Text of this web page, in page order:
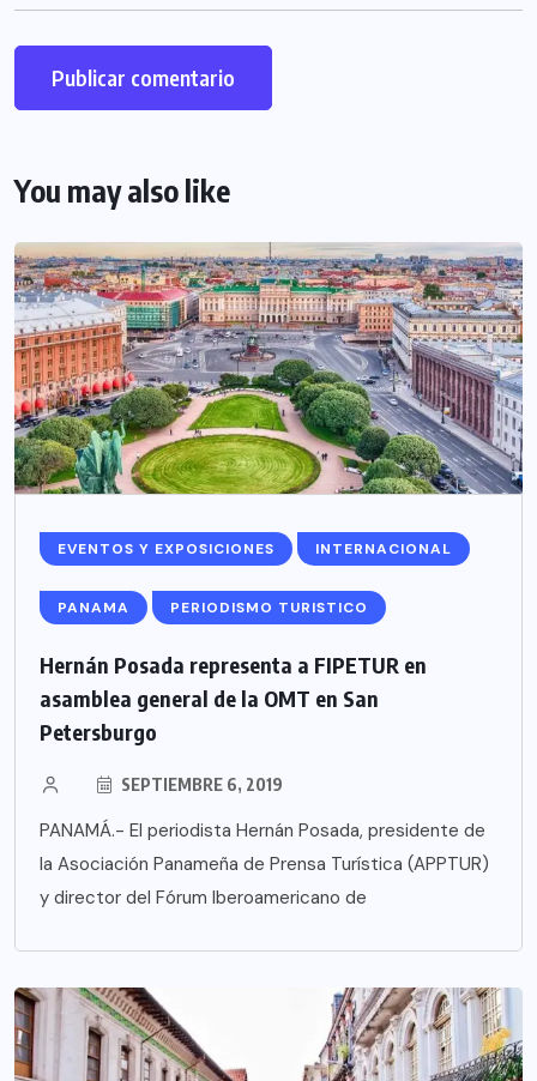
You may also like
EVENTOS Y EXPOSICIONES INTERNACIONAL
PANAMA PERIODISMO TURISTICO
Hernán Posada representa a FIPETUR en
asamblea general de la OMT en San
Petersburgo
SEPTIEMBRE 6, 2019
PANAMÁ.- El periodista Hernán Posada, presidente de
la Asociación Panameña de Prensa Turística (APPTUR)
y director del Fórum Iberoamericano de